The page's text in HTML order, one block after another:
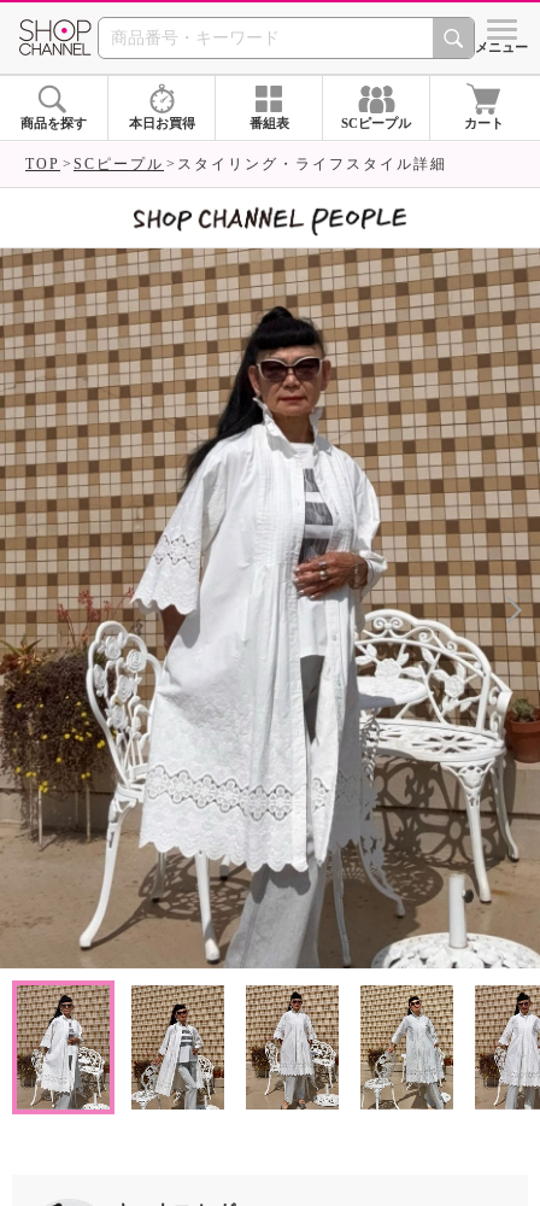
SHOP CHANNEL シメニュー
商品を探す 本日お買得 番組表 SCピープル カート
TOP SCピープル スタイリング・ライフスタイル詳細